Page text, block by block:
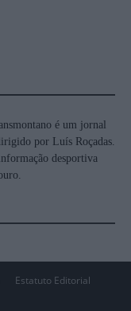
é um jornal
por Luís Roçadas.
desportiva
Estatuto Editorial